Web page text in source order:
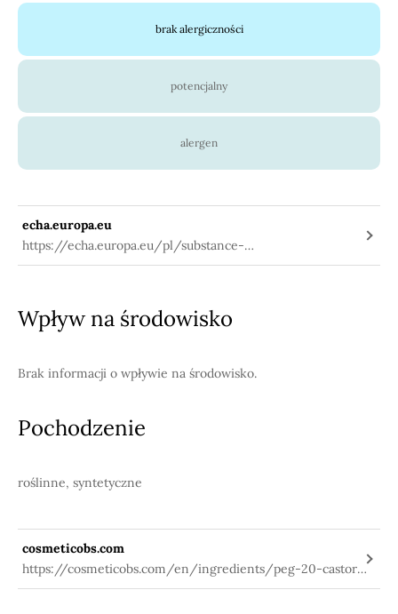
brak alergiczności
potencjalny
alergen
echa.europa.eu
https://echa.europa.eu/pl/substance-
information/-/substanceinfo/100.105.647
Wpływ na środowisko
Brak informacji o wpływie na środowisko.
Pochodzenie
roślinne, syntetyczne
cosmeticobs.com
https://cosmeticobs.com/en/ingredients/peg-20-castor-
oil-3898